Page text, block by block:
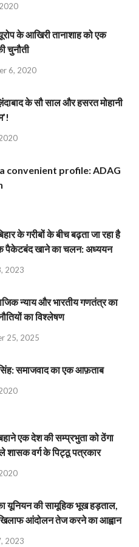
के आखिरी तानाशाह को एक
चुनौती
6, 2020
के सौ साल और हसरत मोहानी
convenient profile: ADAG
के गरीबों के बीच बढ़ता जा रहा है
पैकेटबंद खाने का चलन: अध्ययन
2023
न्याय और भारतीय गणतंत्र का
का विश्लेषण
25, 2025
समाजवाद का एक आफ़ताब
एक देश की सम्प्रभुता को ठेंगा
शासक वर्ग के पिट्ठू पत्रकार
यूनियन की सामूहिक भूख हड़ताल,
आंदोलन तेज करने का आह्वान
2023